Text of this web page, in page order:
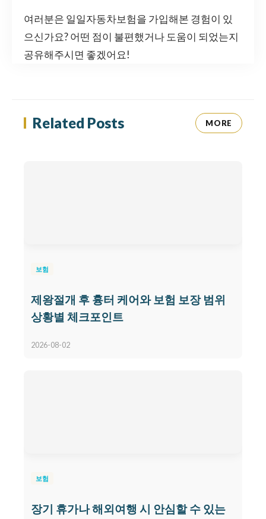
여러분은 일일자동차보험을 가입해본 경험이 있
으신가요? 어떤 점이 불편했거나 도움이 되었는지
공유해주시면 좋겠어요!
Related Posts MORE
보험
제왕절개 후 흉터 케어와 보험 보장 범위
상황별 체크포인트
2026-08-02
보험
장기 휴가나 해외여행 시 안심할 수 있는